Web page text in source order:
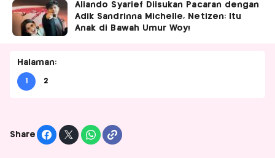
Aliando Syarief Diisukan Pacaran dengan
Adik Sandrinna Michelle, Netizen: Itu
Anak di Bawah Umur Woy!
Halaman:
1 2
Share